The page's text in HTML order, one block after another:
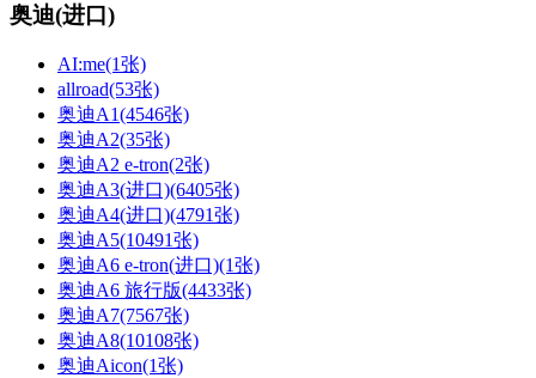
奥迪(进口)
AI:me(1张)
allroad(53张)
奥迪A1(4546张)
奥迪A2(35张)
奥迪A2 e-tron(2张)
奥迪A3(进口)(6405张)
奥迪A4(进口)(4791张)
奥迪A5(10491张)
奥迪A6 e-tron(进口)(1张)
奥迪A6 旅行版(4433张)
奥迪A7(7567张)
奥迪A8(10108张)
奥迪Aicon(1张)